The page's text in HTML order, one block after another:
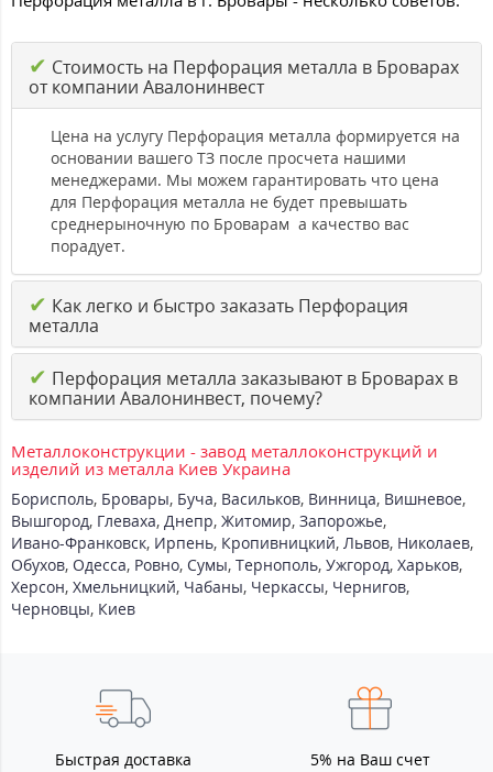
✔ Стоимость на Перфорация металла в Броварах
от компании Авалонинвест
Цена на услугу Перфорация металла формируется на
основании вашего ТЗ после просчета нашими
менеджерами. Мы можем гарантировать что цена
для Перфорация металла не будет превышать
среднерыночную по Броварам а качество вас
порадует.
✔ Как легко и быстро заказать Перфорация
металла
✔ Перфорация металла заказывают в Броварах в
компании Авалонинвест, почему?
Металлоконструкции - завод металлоконструкций и
изделий из металла Киев Украина
Борисполь, Бровары, Буча, Васильков, Винница, Вишневое,
Вышгород, Глеваха, Днепр, Житомир, Запорожье,
Ивано-Франковск, Ирпень, Кропивницкий, Львов, Николаев,
Обухов, Одесса, Ровно, Сумы, Тернополь, Ужгород, Харьков,
Херсон, Хмельницкий, Чабаны, Черкассы, Чернигов,
Черновцы, Киев
Быстрая доставка 5% на Ваш счет